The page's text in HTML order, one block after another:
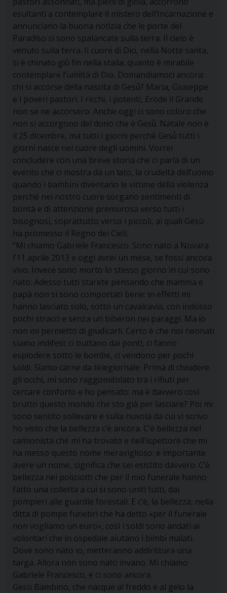
esultanti a contemplare il mistero dell’Incarnazione e
annunciano la buona notizia che le porte del
Paradiso si sono spalancate sulla terra. Il cielo è
venuto sulla terra. Il cuore di Dio, nella Notte santa,
si è chinato giù̀ fin nella stalla: quanto è mirabile
contemplare l’umiltà di Dio. Domandiamoci ancora:
chi si accorse della nascita di Gesù̀? Maria, Giuseppe
e i poveri pastori. I ricchi, i potenti, Erode il Grande
non se ne accorsero. Anche oggi ci sono coloro che
non si accorgono del dono che è Gesù̀. Natale non è
il 25 dicembre, ma tutti i giorni perché́ Gesù̀ tutti i
giorni nasce nel cuore degli uomini. Vorrei
concludere con una breve storia che ci parla di un
evento che ci mostra da un lato, la crudeltà dell’uomo
quando i bambini diventano le vittime della violenza
perché nel nostro cuore sorgano sentimenti di
bontà e di attenzione premurosa verso tutti i
bisognosi, soprattutto verso i piccoli, ai quali Gesù
ha promesso il Regno dei Cieli.
“Mi chiamo Gabriele Francesco. Sono nato a Novara
l’11 aprile 2013 e oggi avrei un mese, se fossi ancora
vivo. Invece sono morto lo stesso giorno in cui sono
nato. Adesso tutti starete pensando che mamma e
papà non si sono comportati bene: in effetti mi
hanno lasciato solo, sotto un cavalcavia, con indosso
pochi stracci e senza un biberon nei paraggi. Ma io
non mi permetto di giudicarli. Certo è che noi neonati
siamo indifesi: ci buttano dai ponti, ci fanno
esplodere sotto le bombe, ci vendono per pochi
soldi. Siamo carne da telegiornale. Prima di chiudere
gli occhi, mi sono raggomitolato tra i rifiuti per
cercare conforto e ho pensato: ma è davvero così
brutto questo mondo che sto già per lasciare? Poi mi
sono sentito sollevare e sulla nuvola da cui vi scrivo
ho visto che la bellezza c’è ancora. C’è bellezza nel
camionista che mi ha trovato e nell’ispettore che mi
ha messo questo nome meraviglioso: è importante
avere un nome, significa che sei esistito davvero. C’è
bellezza nei poliziotti che per il mio funerale hanno
fatto una colletta a cui si sono uniti tutti, dai
pompieri alle guardie forestali. E c’è, la bellezza, nella
ditta di pompe funebri che ha detto «per il funerale
non vogliamo un euro», così i soldi sono andati ai
volontari che in ospedale aiutano i bimbi malati.
Dove sono nato io, metteranno addirittura una
targa. Allora non sono nato invano. Mi chiamo
Gabriele Francesco, e ci sono ancora.
Gesù Bambino, che nacque al freddo e al gelo la